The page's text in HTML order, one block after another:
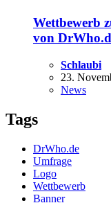
Wettbewerb
von
Schlaubi
23.
News
Tags
DrWho.de
Umfrage
Logo
Wettbewerb
Banner